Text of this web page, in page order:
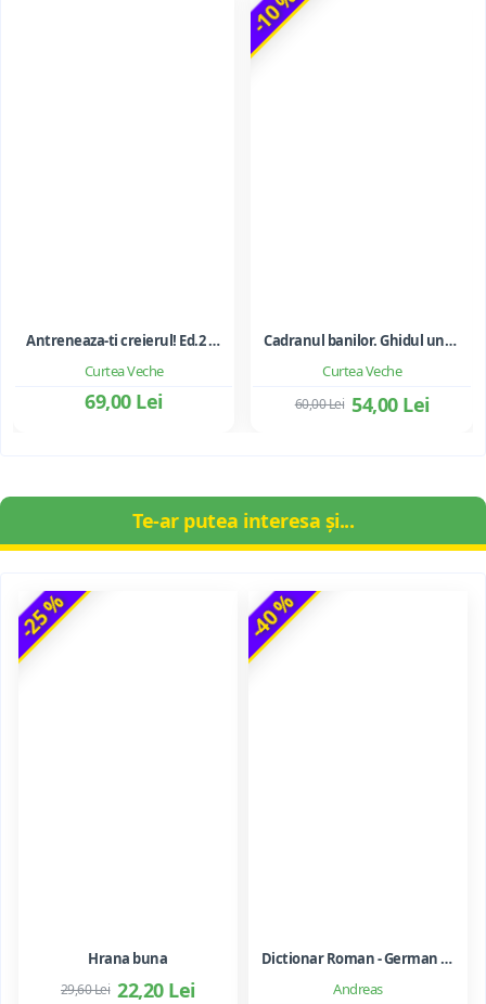
Curtea Veche
Antreneaza-ti creierul! Ed.2 - Joe Dispenza
69,00 Lei
-10 %
Curtea Veche
Cadranul banilor. Ghidul unui tata bogat pentru libertate financiara - Editia a III-a - Robert T. Kiyosaki, Sharon L. Lechter
54,00 Lei
60,00 Lei
Te-ar putea interesa și...
-25 %
Hrana buna
22,20 Lei
29,60 Lei
-40 %
Andreas
Dictionar Roman - German - Mihai Anutei